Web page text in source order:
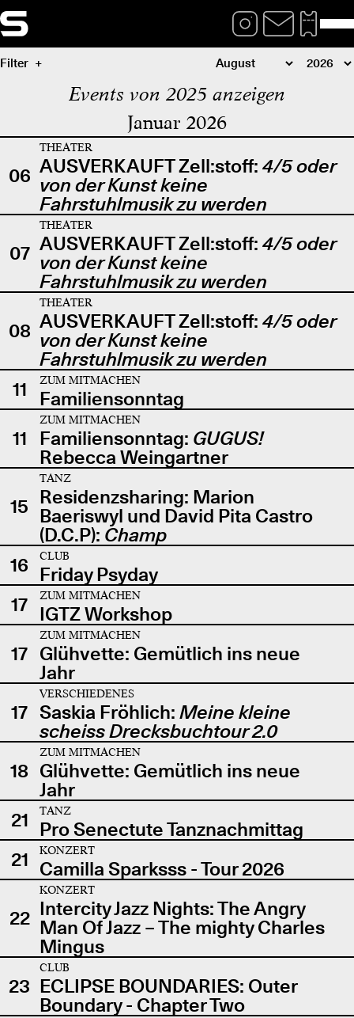
Filter
Events von 2025 anzeigen
Januar 2026
06
THEATER
AUSVERKAUFT Zell:stoff: 4/5 oder
von der Kunst keine
Fahrstuhlmusik zu werden
07
THEATER
AUSVERKAUFT Zell:stoff: 4/5 oder
von der Kunst keine
Fahrstuhlmusik zu werden
08
THEATER
AUSVERKAUFT Zell:stoff: 4/5 oder
von der Kunst keine
Fahrstuhlmusik zu werden
11
ZUM MITMACHEN
Familiensonntag
11
ZUM MITMACHEN
Familiensonntag: GUGUS!
Rebecca Weingartner
15
TANZ
Residenzsharing: Marion
Baeriswyl und David Pita Castro
(D.C.P): Champ
16
CLUB
Friday Psyday
17
ZUM MITMACHEN
IGTZ Workshop
17
ZUM MITMACHEN
Glühvette: Gemütlich ins neue
Jahr
17
VERSCHIEDENES
Saskia Fröhlich: Meine kleine
scheiss Drecksbuchtour 2.0
18
ZUM MITMACHEN
Glühvette: Gemütlich ins neue
Jahr
21
TANZ
Pro Senectute Tanznachmittag
21
KONZERT
Camilla Sparksss - Tour 2026
22
KONZERT
Intercity Jazz Nights: The Angry
Man Of Jazz – The mighty Charles
Mingus
23
CLUB
ECLIPSE BOUNDARIES: Outer
Boundary - Chapter Two